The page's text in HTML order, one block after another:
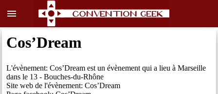
menu
Cos’Dream
L'évènement: Cos’Dream est un évènement qui a lieu à Marseille
dans le 13 - Bouches-du-Rhône
Site web de l'évènement: Cos’Dream